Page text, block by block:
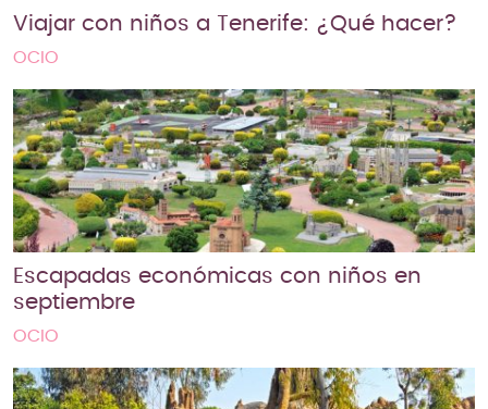
Viajar con niños a Tenerife: ¿Qué hacer?
OCIO
Escapadas económicas con niños en
septiembre
OCIO